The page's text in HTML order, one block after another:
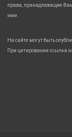
права, принадлежащие
нам.
На сайте могут быть
При цитировании ссылка